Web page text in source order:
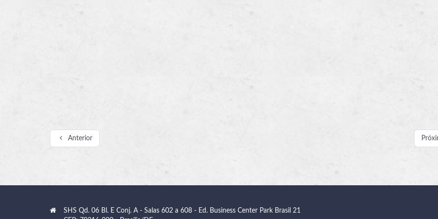
Anterior
SHS Qd. 06 Bl. E Conj. A - Salas 602 a 608 - Ed. Business Center Park Brasil 21